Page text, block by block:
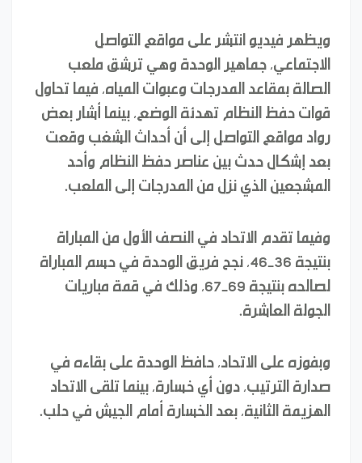
ويظهر فيديو انتشر على مواقع التواصل
الاجتماعي، جماهير الوحدة وهي ترشق ملعب
الصالة بمقاعد المدرجات وعبوات المياه، فيما تحاول
قوات حفظ النظام تهدئة الوضع، بينما أشار بعض
رواد مواقع التواصل إلى أن أحداث الشغب وقعت
بعد إشكال حدث بين عناصر حفظ النظام وأحد
المشجعين الذي نزل من المدرجات إلى الملعب.
وفيما تقدم الاتحاد في النصف الأول من المباراة
بنتيجة 36-46، نجح فريق الوحدة في حسم المباراة
لصالحه بنتيجة 69-67، وذلك في قمة مباريات
الجولة العاشرة.
وبفوزه على الاتحاد، حافظ الوحدة على بقاءه في
صدارة الترتيب، دون أي خسارة، بينما تلقى الاتحاد
الهزيمة الثانية، بعد الخسارة أمام الجيش في حلب.